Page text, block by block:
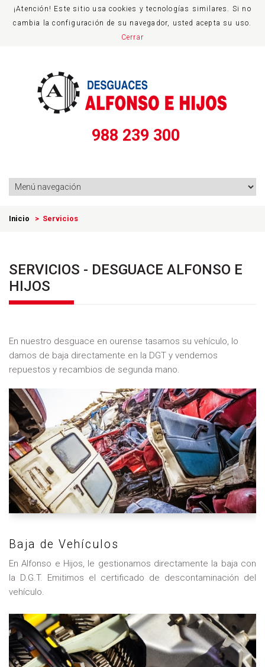
¡Atención! Este sitio usa cookies y tecnologías similares. Si no
cambia la configuración de su navegador, usted acepta su uso.
Cerrar
988 239 300
Inicio > Servicios
SERVICIOS - DESGUACE ALFONSO E
HIJOS
En nuestro desguace en ourense tasamos su vehículo, lo
damos de baja directamente en la DGT y vendemos
repuestos y recambios de segunda mano.
Baja de Vehículos
En Alfonso e Hijos, le gestionamos directamente la baja con
la D.G.T. Emitimos el certificado de descontaminación del
vehículo.